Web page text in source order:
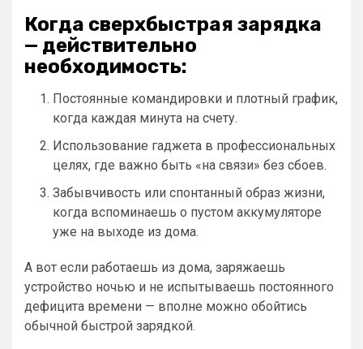
Когда сверхбыстрая зарядка
— действительно
необходимость:
Постоянные командировки и плотный график,
когда каждая минута на счету.
Использование гаджета в профессиональных
целях, где важно быть «на связи» без сбоев.
Забывчивость или спонтанный образ жизни,
когда вспоминаешь о пустом аккумуляторе
уже на выходе из дома.
А вот если работаешь из дома, заряжаешь
устройство ночью и не испытываешь постоянного
дефицита времени — вполне можно обойтись
обычной быстрой зарядкой.